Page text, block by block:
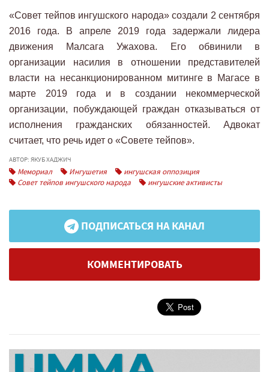
«Совет тейпов ингушского народа» создали 2 сентября
2016 года. В апреле 2019 года задержали лидера
движения Малсага Ужахова. Его обвинили в
организации насилия в отношении представителей
власти на несанкционированном митинге в Магасе в
марте 2019 года и в создании некоммерческой
организации, побуждающей граждан отказываться от
исполнения гражданских обязанностей. Адвокат
считает, что речь идет о «Совете тейпов».
АВТОР: ЯКУБ ХАДЖИЧ
Мемориал Ингушетия
ингушская оппозиция
Совет тейпов ингушского народа
ингушские активисты
ПОДПИСАТЬСЯ НА КАНАЛ
КОММЕНТИРОВАТЬ